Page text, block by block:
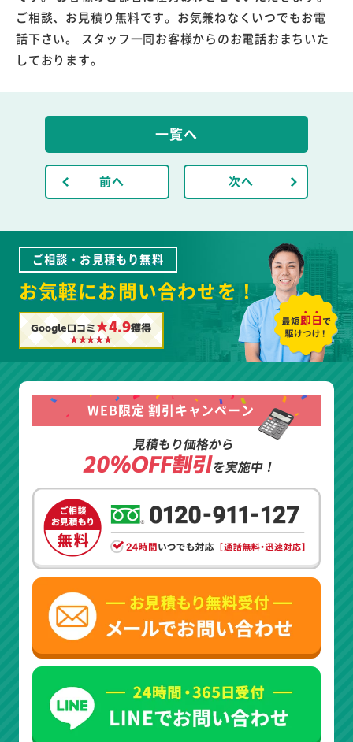
ご相談、お見積り無料です。お気兼ねなくいつでもお電
話下さい。 スタッフ一同お客様からのお電話おまちいた
しております。
前へ
一覧へ
次へ
ご相談・お見積もり無料
お気軽にお問い合わせを！
Google口コミ★4.9獲得
WEB限定 割引キャンペーン
見積もり価格から
20%OFF割引を実施中！